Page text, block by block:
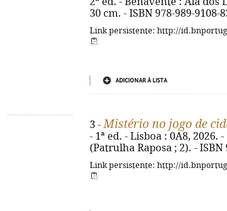
30 cm. - ISBN 978-989-9108-
Link persistente: http://
ADICIONAR À LISTA
3 -Mistério no jogo de
- 1ª ed. - Lisboa : 0A8, 2026.
(Patrulha Raposa ; 2). - ISBN
Link persistente: http://